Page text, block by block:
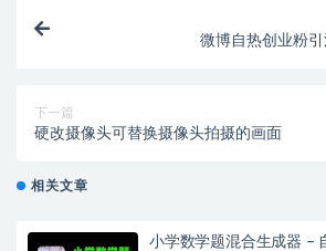
微博自热创业粉
下一篇
硬改摄像头可替换摄像头拍摄的画面
相关文章
小学数学题混合生成器 –